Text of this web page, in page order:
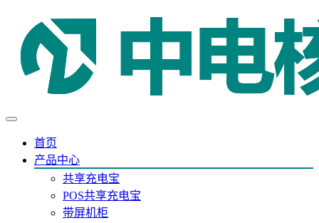
首页
产品中心
共享充电宝
POS共享充电宝
带屏机柜